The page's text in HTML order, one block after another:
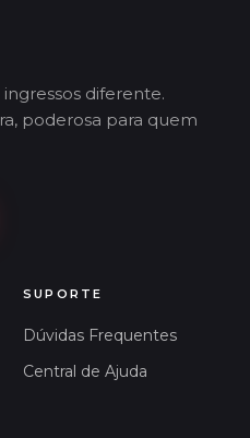
diferente.
poderosa para quem
SUPORTE
Dúvidas Frequentes
Central de Ajuda